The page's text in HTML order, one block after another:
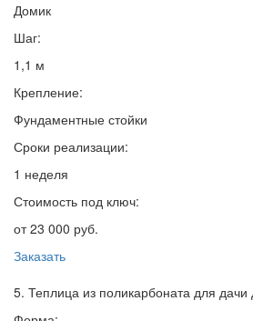
Домик
Шаг:
1,1 м
Крепление:
Фундаментные стойки
Сроки реализации:
1 неделя
Стоимость под ключ:
от 23 000 руб.
Заказать
5. Теплица из поликарбоната для